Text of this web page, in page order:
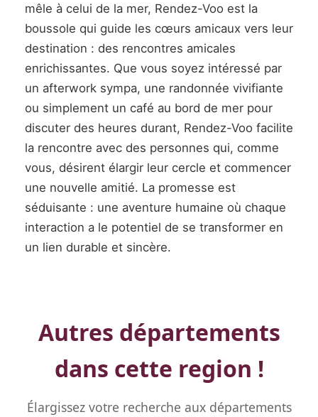
mêle à celui de la mer, Rendez-Voo est la
boussole qui guide les cœurs amicaux vers leur
destination : des rencontres amicales
enrichissantes. Que vous soyez intéressé par
un afterwork sympa, une randonnée vivifiante
ou simplement un café au bord de mer pour
discuter des heures durant, Rendez-Voo facilite
la rencontre avec des personnes qui, comme
vous, désirent élargir leur cercle et commencer
une nouvelle amitié. La promesse est
séduisante : une aventure humaine où chaque
interaction a le potentiel de se transformer en
un lien durable et sincère.
Autres départements
dans cette region !
Élargissez votre recherche aux départements